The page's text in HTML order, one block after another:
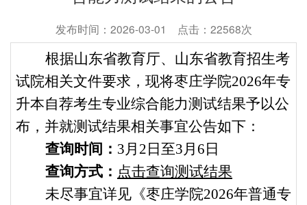
发布时间：2026-03-01 点击：22568次
根据山东省教育厅、山东省教育招生考
试院相关文件要求，现将枣庄学院2026年专
升本自荐考生专业综合能力测试结果予以公
布，并就测试结果相关事宜公告如下：
查询时间： 3月2日至3月6日
查询方式： 点击查询测试结果
未尽事宜详见《枣庄学院2026年普通专